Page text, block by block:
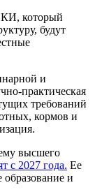
который
будут
и
практическая
требований
кормов и
высшего
с 2027 года. Ее
и